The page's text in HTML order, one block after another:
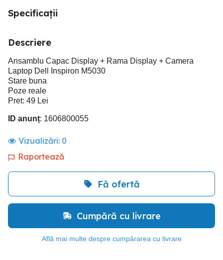
Specificații
Descriere
Ansamblu Capac Display + Rama Display + Camera
Laptop Dell Inspiron M5030
Stare buna
Poze reale
Pret: 49 Lei
ID anunț: 1606800055
Vizualizări: 0
Raportează
Fă ofertă
Cumpără cu livrare
Află mai multe despre cumpărarea cu livrare